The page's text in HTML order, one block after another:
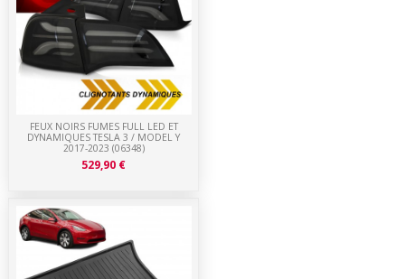
FEUX NOIRS FUMES FULL LED ET
DYNAMIQUES TESLA 3 / MODEL Y
2017-2023 (06348)
529,90 €